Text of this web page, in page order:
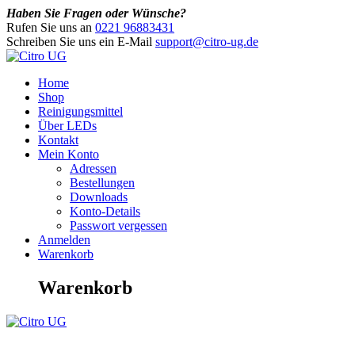
Haben Sie Fragen oder Wünsche?
Rufen Sie uns an 0221 96883431
Schreiben Sie uns ein E-Mail support@citro-ug.de
Home
Shop
Reinigungsmittel
Über LEDs
Kontakt
Mein Konto
Adressen
Bestellungen
Downloads
Konto-Details
Passwort vergessen
Anmelden
Warenkorb
Warenkorb